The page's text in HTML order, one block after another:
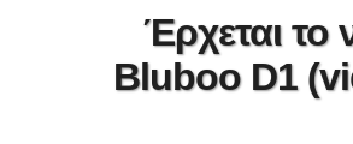
Έρχεται το
Bluboo D1